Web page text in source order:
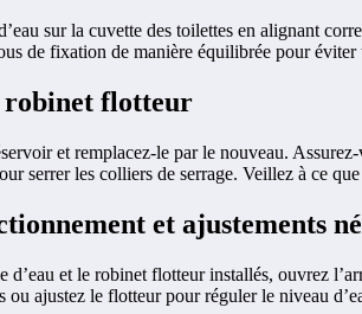
sur la cuvette des toilettes en alignant
de fixation de manière équilibrée pour
robinet flotteur
et remplacez-le par le nouveau.
serrer les colliers de serrage. Veillez à ce
et ajustements
d’eau et le robinet flotteur installés, ouvrez
ou ajustez le flotteur pour réguler le niveau